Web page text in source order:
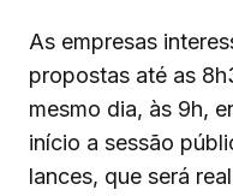
As empresas
propostas até as
mesmo dia, às 9h,
início a sessão
lances, que será